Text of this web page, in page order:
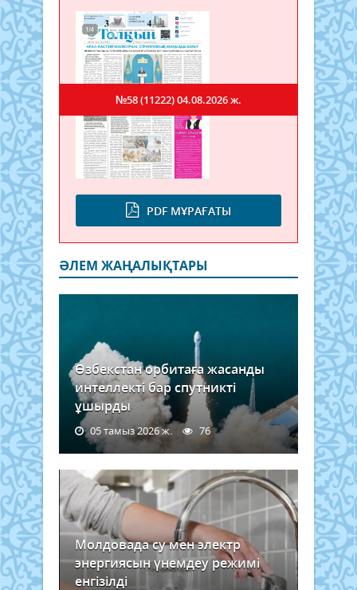
PDF МҰРАҒАТЫ
№58 (11222)04.08.2026 ж.
ӘЛЕМ ЖАҢАЛЫҚТАРЫ
Өзбекстан орбитаға жасанды
интеллекті бар спутникті
ұшырды
05 тамыз 2026 ж. 76
Молдовада су мен электр
энергиясын үнемдеу режимі
енгізілді